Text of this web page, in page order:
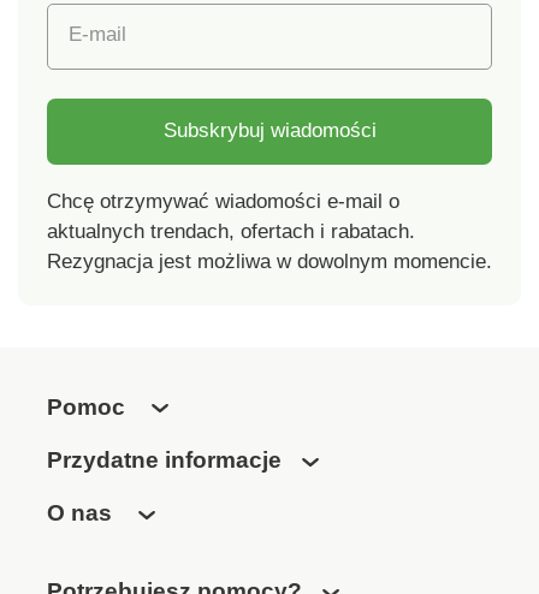
E-mail
Subskrybuj wiadomości
Chcę otrzymywać wiadomości e-mail o
aktualnych trendach, ofertach i rabatach.
Rezygnacja jest możliwa w dowolnym momencie.
Pomoc
Przydatne informacje
O nas